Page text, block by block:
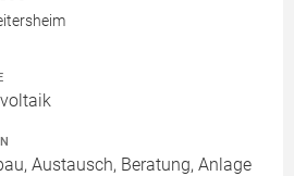
Austausch, Beratung, Anlage